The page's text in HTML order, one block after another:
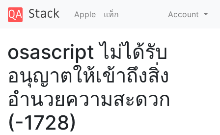
Apple แท็ก Account
osascript ไม่ได้รับ
อนุญาตให้เข้าถึงสิ่ง
อำนวยความสะดวก
(-1728)